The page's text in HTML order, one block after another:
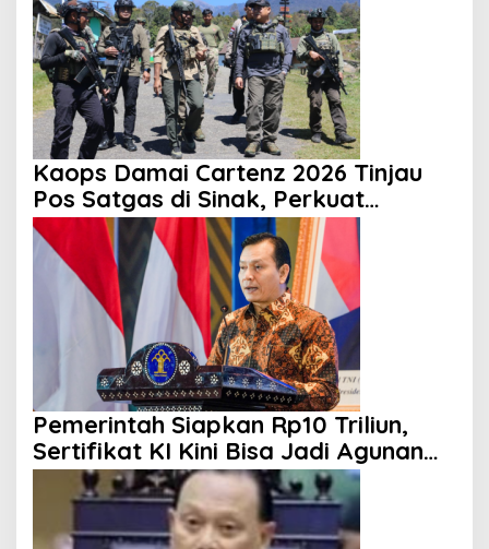
Kaops Damai Cartenz 2026 Tinjau
Pos Satgas di Sinak, Perkuat
Pendekatan Humanis kepada
Masyarakat
Pemerintah Siapkan Rp10 Triliun,
Sertifikat KI Kini Bisa Jadi Agunan
KUR